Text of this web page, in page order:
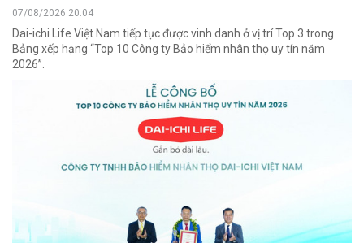
07/08/2026 20:04
Dai-ichi Life Việt Nam tiếp tục được vinh danh ở vị trí Top 3 trong
Bảng xếp hạng “Top 10 Công ty Bảo hiểm nhân thọ uy tín năm
2026”.